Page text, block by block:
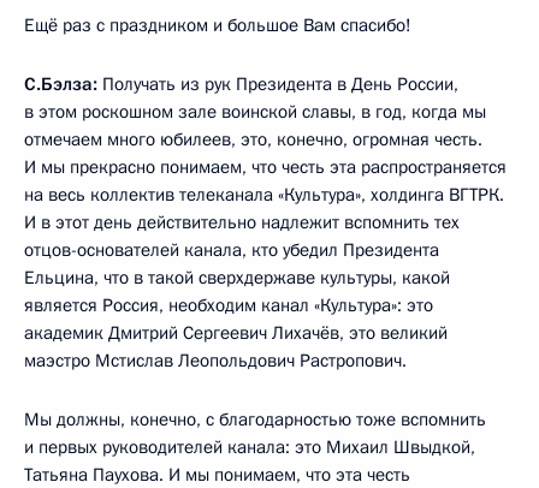
Ещё раз с праздником и большое Вам спасибо!
С.Бэлза: Получать из рук Президента в День России,
в этом роскошном зале воинской славы, в год, когда мы
отмечаем много юбилеев, это, конечно, огромная честь.
И мы прекрасно понимаем, что честь эта распространяется
на весь коллектив телеканала «Культура», холдинга ВГТРК.
И в этот день действительно надлежит вспомнить тех
отцов-основателей канала, кто убедил Президента
Ельцина, что в такой сверхдержаве культуры, какой
является Россия, необходим канал «Культура»: это
академик Дмитрий Сергеевич Лихачёв, это великий
маэстро Мстислав Леопольдович Растропович.
Мы должны, конечно, с благодарностью тоже вспомнить
и первых руководителей канала: это Михаил Швыдкой,
Татьяна Паухова. И мы понимаем, что эта честь